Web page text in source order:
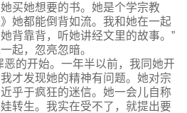
买她想要的书。她是个学宗教
她都能倒背如流。我和她在一起
背靠背，听她讲经文里的故事。”
起，忽亮忽暗。
恶的开始。一年半以前，我同她开
才发现她的精神有问题。她对宗
乎于疯狂的迷信。她一会儿自称
转生。我实在受不了，就提出要